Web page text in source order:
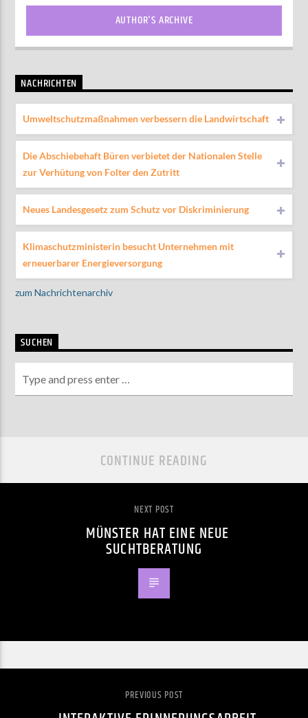
AUTHOR'S ARCHIVE
NACHRICHTEN
Umweltschutzmaßnahmen verbessern die Landwirtschaft
Die Abschiebehaft Büren verbietet der Nationalen Stelle
zur Verhütung von Folter den Zutritt
Neues Landesgesetz zum Schutz vor Diskriminierung
Klimaschutzministerin besucht Unternehmen mit
erneuerbarer Energieversorgung
zum Nachrichtenarchiv
SUCHEN
CONTINUE READING
NEXT POST
MÜNSTER HAT EINE NEUE
SUCHTBERATUNG
PREVIOUS POST